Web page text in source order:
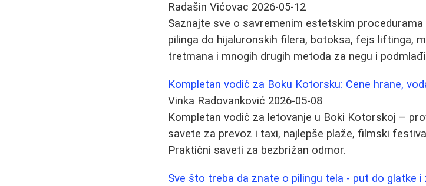
Radašin Vićovac 2026-05-12
Saznajte sve o savremenim estetskim
pilinga do hijaluronskih filera, botoksa, fejs liftinga,
tretmana i mnogih drugih metoda za negu i
Kompletan vodič za Boku Kotorsku: Cene hrane,
Vinka Radovanković 2026-05-08
Kompletan vodič za letovanje u Boki Kotorskoj –
savete za prevoz i taxi, najlepše plaže, filmski
Praktični saveti za bezbrižan odmor.
Sve što treba da znate o pilingu tela - put do glatke i